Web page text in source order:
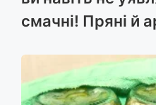
смачні! Пряні й